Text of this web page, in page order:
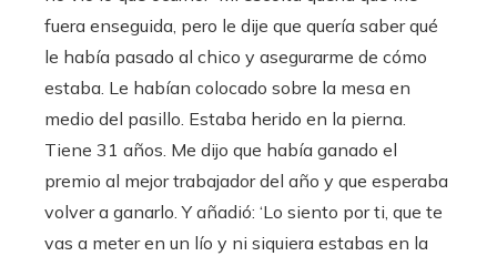
fuera enseguida, pero le dije que quería saber qué
le había pasado al chico y asegurarme de cómo
estaba. Le habían colocado sobre la mesa en
medio del pasillo. Estaba herido en la pierna.
Tiene 31 años. Me dijo que había ganado el
premio al mejor trabajador del año y que esperaba
volver a ganarlo. Y añadió: ‘Lo siento por ti, que te
vas a meter en un lío y ni siquiera estabas en la